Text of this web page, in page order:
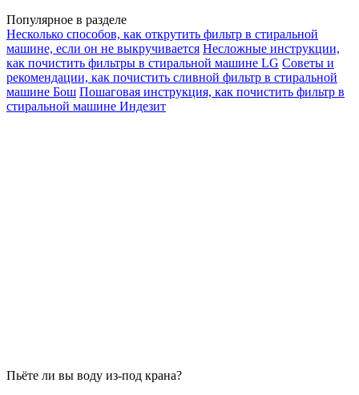
Популярное в разделе
Несколько способов, как открутить фильтр в стиральной
машине, если он не выкручивается Несложные инструкции,
как почистить фильтры в стиральной машине LG Советы и
рекомендации, как почистить сливной фильтр в стиральной
машине Бош Пошаговая инструкция, как почистить фильтр в
стиральной машине Индезит
Пьёте ли вы воду из-под крана?